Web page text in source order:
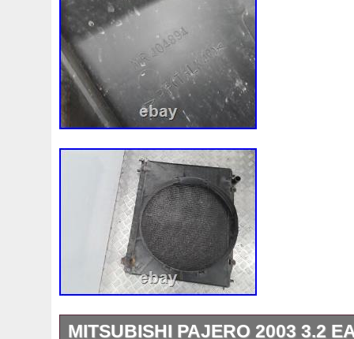
Visqueux Vitrine Vkmc01251
Votre Voulait Vous Vp4flh8600ab
Wasserpumpe Wasserpumpe-Waterpump
Webinaire Wentylator Wezel Wwdc
Ys6q6a642ba Z40099 Z4e89
MITSUBISHI PAJERO 2003 3.2